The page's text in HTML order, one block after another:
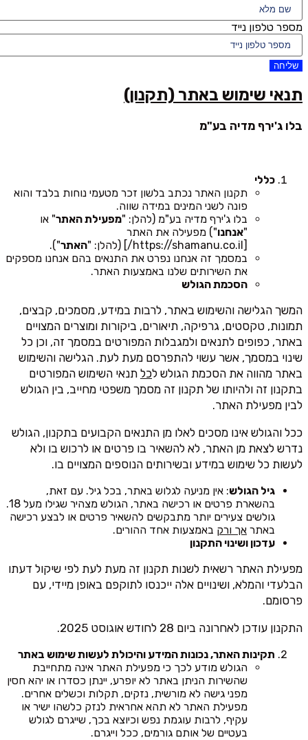
מספר טלפון נייד
שליחה
תנאי שימוש באתר (תקנון)
בלו ג'ירף מדיה בע"מ
כללי
תקנון האתר נכתב בלשון זכר מטעמי נוחות בלבד והוא
פונה לשני המינים במידה שווה.
בלו ג'ירף מדיה בע"מ (להלן: "מפעילת האתר" או
"אנחנו") מפעילה את האתר
[https://shamanu.co.il/] (להלן: "
האתר").
במסמך זה אנחנו נפרט את התנאים בהם אנחנו מספקים
את השירותים שלנו באמצעות האתר.
הסכמת הגולש
המשך הגלישה והשימוש באתר, לרבות במידע, מסמכים, קבצים,
תמונות, טקסטים, גרפיקה, תיאורים, ביקורות ומוצרים המצויים
באתר, כפופים לתנאים ולמגבלות המפורטים במסמך זה, וכן כל
שינוי במסמך, אשר עשוי להתפרסם מעת לעת. הגלישה והשימוש
באתר מהווה את הסכמת הגולש לכל תנאי השימוש המפורטים
בתקנון זה ולהיותו של תקנון זה מסמך משפטי מחייב, בין הגולש
לבין מפעילת האתר.
ככל והגולש אינו מסכים לאלו מן התנאים הקבועים בתקנון, הגולש
נדרש לצאת מן האתר, לא להשאיר בו פרטים או לרכוש בו ולא
לעשות כל שימוש במידע ובשירותים הנוספים המצויים בו.
גיל הגולש: אין מניעה לגלוש באתר, בכל גיל. עם זאת,
בהשארת פרטים או רכישה באתר, הגולש מצהיר שגילו מעל 18.
גולשים צעירים יותר מתבקשים להשאיר פרטים או לבצע רכישה
באתר אך ורק באמצעות אחד ההורים.
עדכון ושינוי התקנון
מפעילת האתר רשאית לשנות תקנון זה מעת לעת לפי שיקול דעתו
הבלעדי והמלא, ושינויים אלה ייכנסו לתוקפם באופן מיידי, עם
פרסומם.
התקנון עודכן לאחרונה ביום 28 לחודש אוגוסט 2025.
תקינות האתר, נכונות המידע והיכולת לעשות שימוש באתר
הגולש מודע לכך כי מפעילת האתר אינה מתחייבת
שהשירות הניתן באתר לא יופרע, יינתן כסדרו או יהא חסין
מפני גישה לא מורשית, נזקים, תקלות וכשלים אחרים.
מפעילת האתר לא תהא אחראית לנזק כלשהו ישיר או
עקיף, לרבות עוגמת נפש וכיוצא בכך, שייגרם לגולש
בעטיים של אותם גורמים, ככל וייגרם.